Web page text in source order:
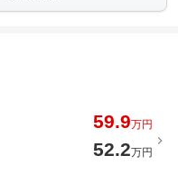
59.9万円
52.2万円